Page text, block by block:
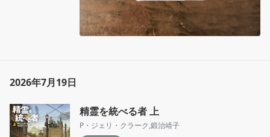
2026年7月19日
精霊を統べる者 上
P・ジェリ・クラーク,鍛治靖子